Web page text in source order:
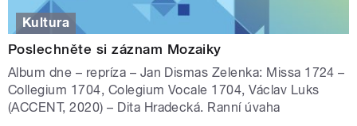
Kultura
Poslechněte si záznam Mozaiky
Album dne – repríza – Jan Dismas Zelenka: Missa 1724 –
Collegium 1704, Colegium Vocale 1704, Václav Luks
(ACCENT, 2020) – Dita Hradecká. Ranní úvaha